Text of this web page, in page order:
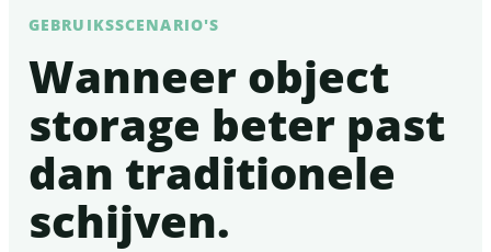
GEBRUIKSSCENARIO'S
Wanneer object
storage beter past
dan traditionele
schijven.